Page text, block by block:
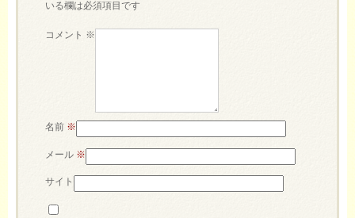
いる欄は必須項目です
コメント ※
名前 ※
メール ※
サイト